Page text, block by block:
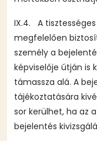
IX.4. A
megfelelően
személy a
képviselője útján is
támassza alá. A
tájékoztatására
sor kerülhet, ha az
bejelentés